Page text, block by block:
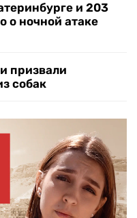
и 203
о ночной атаке
призвали
собак